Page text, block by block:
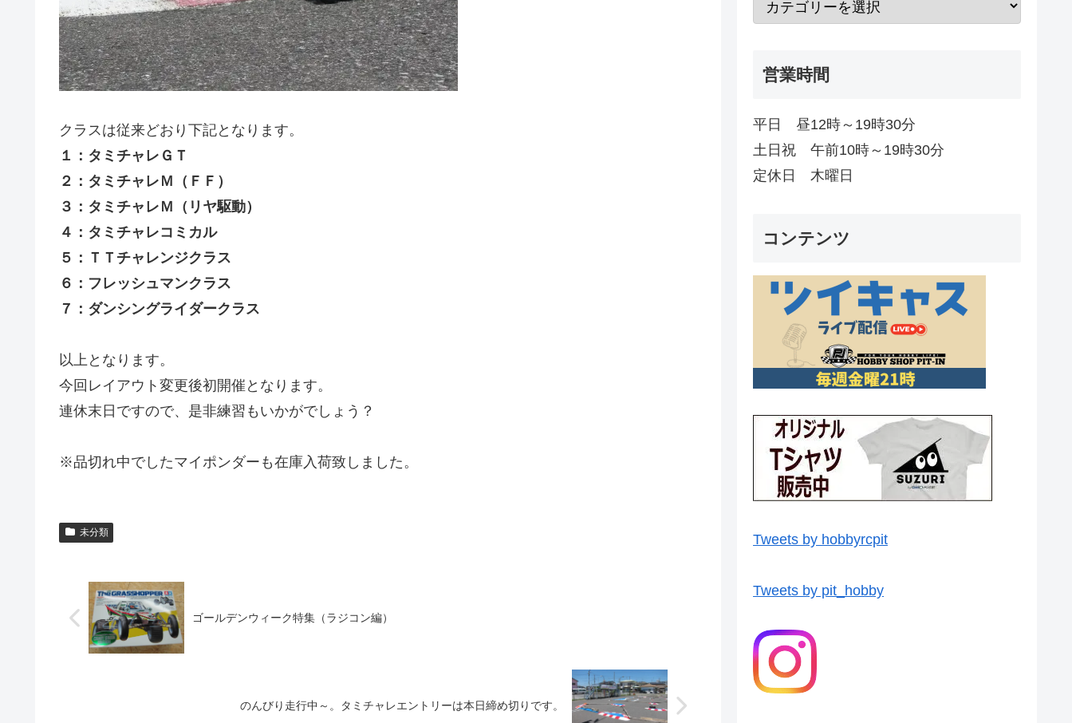
クラスは従来どおり下記となります。
１：タミチャレＧＴ
２：タミチャレＭ（ＦＦ）
３：タミチャレＭ（リヤ駆動）
４：タミチャレコミカル
５：ＴＴチャレンジクラス
６：フレッシュマンクラス
７：ダンシングライダークラス
以上となります。
今回レイアウト変更後初開催となります。
連休末日ですので、是非練習もいかがでしょう？
※品切れ中でしたマイポンダーも在庫入荷致しました。
未分類
ゴールデンウィーク特集（ラジコン編）
のんびり走行中～。タミチャレエントリーは本日締め切りです。
営業時間
平日 昼12時～19時30分
土日祝 午前10時～19時30分
定休日 木曜日
コンテンツ
Tweets by hobbyrcpit
Tweets by pit_hobby